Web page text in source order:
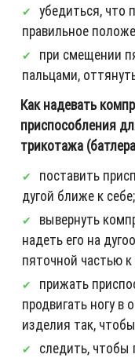
убедиться, что
правильное
при смещении
пальцами,
Как надевать
приспособления
трикотажа
поставить
дугой ближе к себе;
вывернуть
надеть его на
пяточной частью
прижать
продвигать ногу в
изделия так,
следить, чтобы